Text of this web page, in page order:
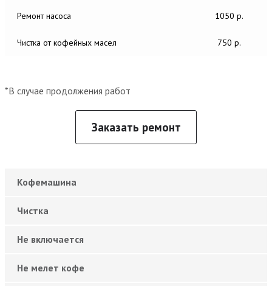
Ремонт насоса 1050 р.
Чистка от кофейных масел 750 р.
*В случае продолжения работ
Заказать ремонт
Кофемашина
Чистка
Не включается
Не мелет кофе